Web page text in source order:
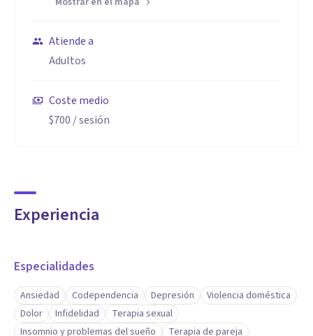
Atiende a
Adultos
Coste medio
$700 / sesión
Experiencia
Especialidades
Ansiedad Codependencia Depresión
Violencia doméstica
Dolor
Infidelidad
Terapia sexual
Insomnio y problemas del sueño
Terapia de pareja